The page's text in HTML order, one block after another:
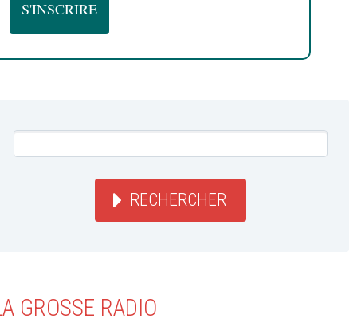
RECHERCHER
GROSSE RADIO